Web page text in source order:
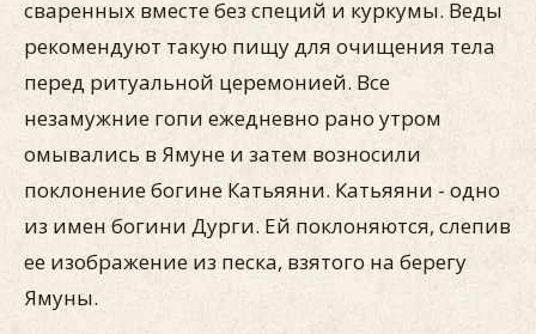
сваренных вместе без специй и куркумы. Веды
рекомендуют такую пищу для очищения тела
перед ритуальной церемонией. Все
незамужние гопи ежедневно рано утром
омывались в Ямуне и затем возносили
поклонение богине Катьяяни. Катьяяни - одно
из имен богини Дурги. Ей поклоняются, слепив
ее изображение из песка, взятого на берегу
Ямуны.